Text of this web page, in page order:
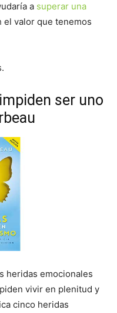
a superar una
el valor que tenemos
ser uno
heridas emocionales
vivir en plenitud y
cinco heridas